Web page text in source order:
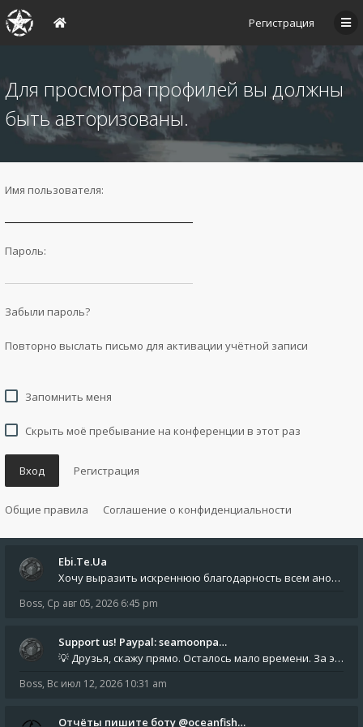
Регистрация
Для просмотра профилей вы должны
быть авторизованы.
Имя пользователя:
Пароль:
Забыли пароль?
Повторно выслать письмо для активации учётной записи
Запомнить меня
Скрыть моё пребывание на конференции в этот раз
Вход Регистрация
Общие правила Соглашение о конфиденциальности
Ebi.Te.Ua
Хочу выразить искреннюю благодарность всем анонимным пользователям, которые поддержали наше сообщество финансово. Благод
Boss, Ср авг 05, 2026 6:45 pm
Support us! Paypal: seamoonpa…
💡 Друзья, скажу прямо. Осталось мало времени. За это время нам нужно закрыть последние обязательные расходы: около 500
Boss, Вс июл 12, 2026 10:31 am
Отчёты пишите боту @oceanfish…